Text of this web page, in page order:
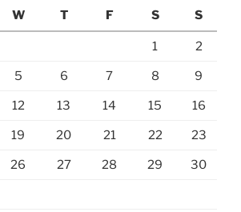
W T F S S
1 2
5 6 7 8 9
12 13 14 15 16
19 20 21 22 23
26 27 28 29 30